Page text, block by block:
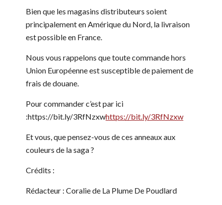
Bien que les magasins distributeurs soient
principalement en Amérique du Nord, la livraison
est possible en France.
Nous vous rappelons que toute commande hors
Union Européenne est susceptible de paiement de
frais de douane.
Pour commander c’est par ici
:https://bit.ly/3RfNzxwhttps://bit.ly/3RfNzxw
Et vous, que pensez-vous de ces anneaux aux
couleurs de la saga ?
Crédits :
Rédacteur : Coralie de La Plume De Poudlard